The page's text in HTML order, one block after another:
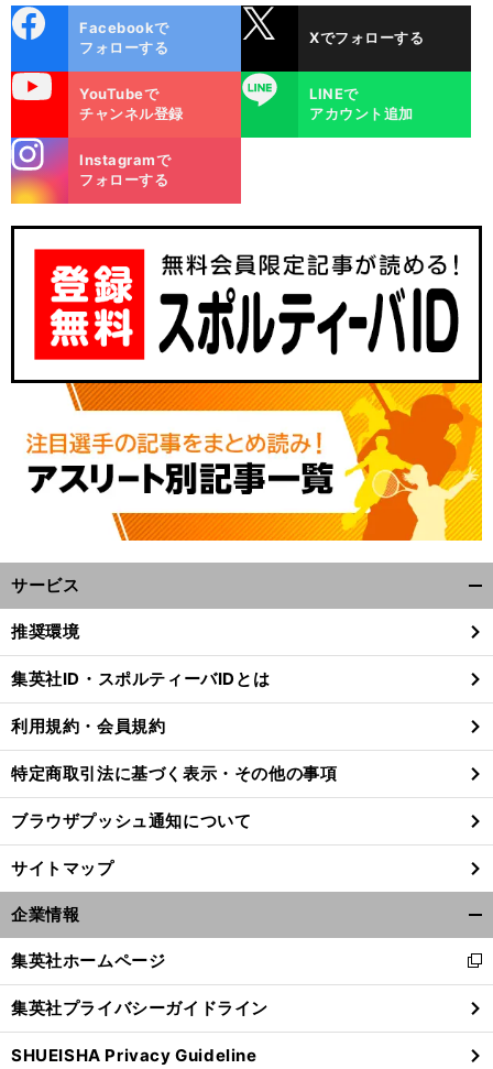
前
ok
Facebookで
フォローする
Xでフォローする
YouTubeで
チャンネル登録
LINE
LINEで
アカウント追加
m
Instagramで
フォローする
サービス
閉
る
推奨環境
集英社ID・スポルティーバIDとは
利用規約・会員規約
特定商取引法に基づく表示・その他の事項
ブラウザプッシュ通知について
サイトマップ
企業情報
閉
る
集英社ホームページ
新
し
い
ウ
ィ
集英社プライバシーガイドライン
SHUEISHA Privacy Guideline